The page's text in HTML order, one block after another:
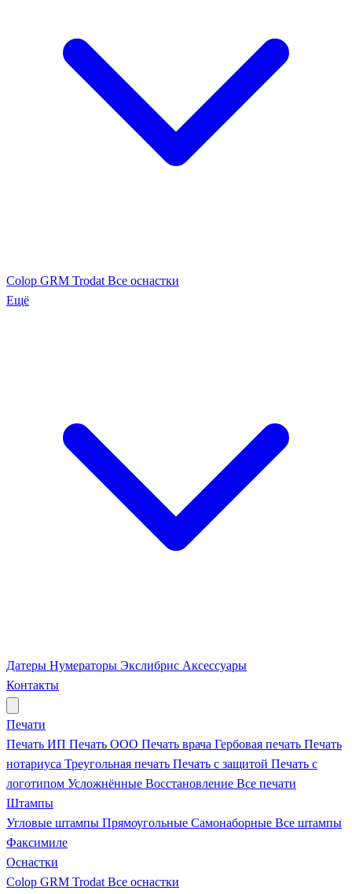
Colop GRM Trodat Все оснастки
Ещё
Датеры Нумераторы Экслибрис Аксессуары
Контакты
Печати
Печать ИП Печать ООО Печать врача Гербовая печать Печать
нотариуса Треугольная печать Печать с защитой Печать с
логотипом Усложнённые Восстановление Все печати
Штампы
Угловые штампы Прямоугольные Самонаборные Все штампы
Факсимиле
Оснастки
Colop GRM Trodat Все оснастки